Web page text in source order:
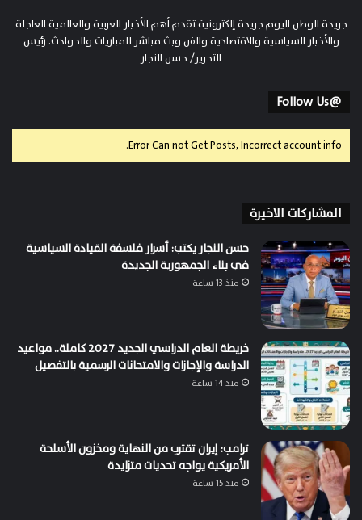
جريدة الوطن اليوم جريدة إلكترونية تقدم أهم الأخبار العربية والعالمية العاجلة
والأخبار السياسية والاقتصادية والفن وبث مباشر للمباريات والحوادث. رئيس
التحرير/ حسن النجار
@Follow Us
Error Can not Get Posts, Incorrect account info.
المشاركات الاخيرة
حسن النجار يكتب: أسرار فلسفة القيادة السياسية
في بناء الجمهورية الجديدة
منذ 13 ساعة
خريطة العام الدراسي الجديد 2027 كاملة.. مواعيد
الدراسة والإجازات والامتحانات الرسمية بالتفصيل
منذ 14 ساعة
ترامب: إيران تقترب من النهاية ومخزون الأسلحة
الأمريكية يواجه تحديات متزايدة
منذ 15 ساعة